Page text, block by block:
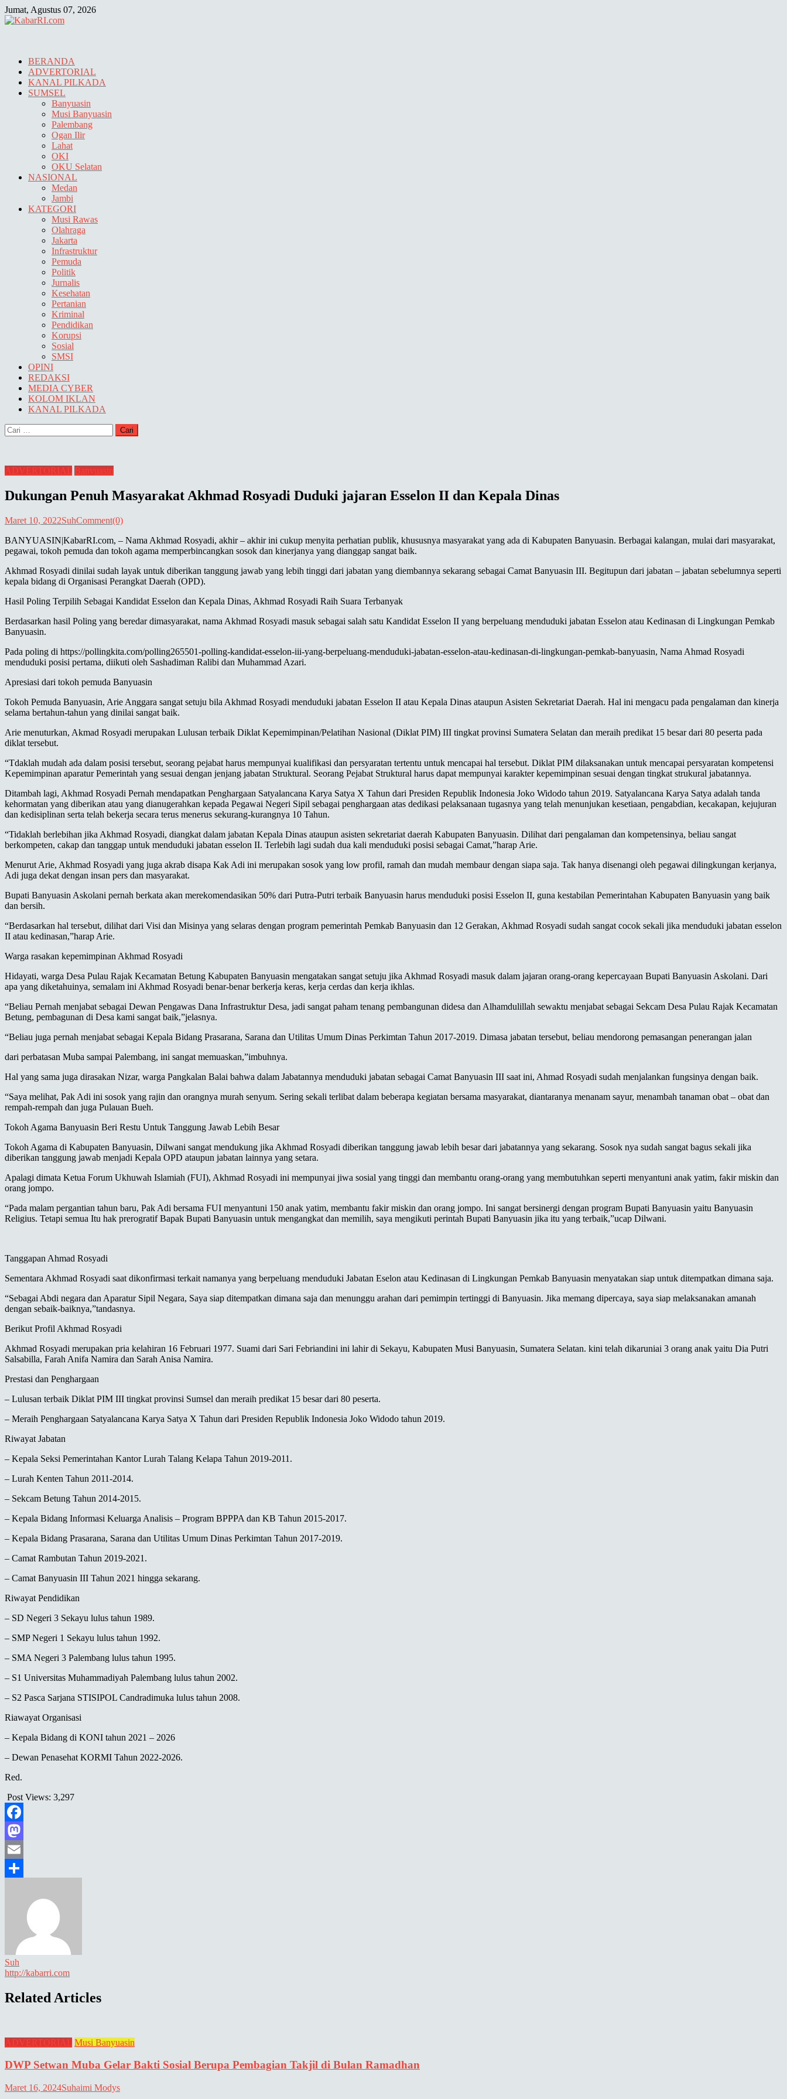
Skip
to
Jumat, Agustus 07, 2026
BERANDA
ADVERTORIAL
KANAL PILKADA
SUMSEL
Banyuasin
Musi Banyuasin
Palembang
Ogan Ilir
Lahat
OKI
OKU Selatan
NASIONAL
Medan
Jambi
KATEGORI
Musi Rawas
Olahraga
Jakarta
Infrastruktur
Pemuda
Politik
Jurnalis
Kesehatan
Pertanian
Kriminal
Pendidikan
Korupsi
Sosial
SMSI
OPINI
REDAKSI
MEDIA CYBER
KOLOM IKLAN
KANAL PILKADA
Cari
untuk:
ADVERTORIAL Banyuasin
Dukungan Penuh Masyarakat Akhmad Rosyadi Duduki jajaran Esselon II dan Kepala Dinas
Maret 10, 2022SuhComment(0)
BANYUASIN|KabarRI.com, – Nama Akhmad Rosyadi, akhir – akhir ini cukup menyita perhatian publik, khususnya masyarakat yang ada di Kabupaten Banyuasin. Berbagai kalangan, mulai dari masyarakat,
pegawai, tokoh pemuda dan tokoh agama memperbincangkan sosok dan kinerjanya yang dianggap sangat baik.
Akhmad Rosyadi dinilai sudah layak untuk diberikan tanggung jawab yang lebih tinggi dari jabatan yang diembannya sekarang sebagai Camat Banyuasin III. Begitupun dari jabatan – jabatan sebelumnya seperti
kepala bidang di Organisasi Perangkat Daerah (OPD).
Hasil Poling Terpilih Sebagai Kandidat Esselon dan Kepala Dinas, Akhmad Rosyadi Raih Suara Terbanyak
Berdasarkan hasil Poling yang beredar dimasyarakat, nama Akhmad Rosyadi masuk sebagai salah satu Kandidat Esselon II yang berpeluang menduduki jabatan Esselon atau Kedinasan di Lingkungan Pemkab
Banyuasin.
Pada poling di https://pollingkita.com/polling265501-polling-kandidat-esselon-iii-yang-berpeluang-menduduki-jabatan-esselon-atau-kedinasan-di-lingkungan-pemkab-banyuasin, Nama Ahmad Rosyadi
menduduki posisi pertama, diikuti oleh Sashadiman Ralibi dan Muhammad Azari.
Apresiasi dari tokoh pemuda Banyuasin
Tokoh Pemuda Banyuasin, Arie Anggara sangat setuju bila Akhmad Rosyadi menduduki jabatan Esselon II atau Kepala Dinas ataupun Asisten Sekretariat Daerah. Hal ini mengacu pada pengalaman dan kinerja
selama bertahun-tahun yang dinilai sangat baik.
Arie menuturkan, Akmad Rosyadi merupakan Lulusan terbaik Diklat Kepemimpinan/Pelatihan Nasional (Diklat PIM) III tingkat provinsi Sumatera Selatan dan meraih predikat 15 besar dari 80 peserta pada
diklat tersebut.
“Tdaklah mudah ada dalam posisi tersebut, seorang pejabat harus mempunyai kualifikasi dan persyaratan tertentu untuk mencapai hal tersebut. Diklat PIM dilaksanakan untuk mencapai persyaratan kompetensi
Kepemimpinan aparatur Pemerintah yang sesuai dengan jenjang jabatan Struktural. Seorang Pejabat Struktural harus dapat mempunyai karakter kepemimpinan sesuai dengan tingkat strukural jabatannya.
Ditambah lagi, Akhmad Rosyadi Pernah mendapatkan Penghargaan Satyalancana Karya Satya X Tahun dari Presiden Republik Indonesia Joko Widodo tahun 2019. Satyalancana Karya Satya adalah tanda
kehormatan yang diberikan atau yang dianugerahkan kepada Pegawai Negeri Sipil sebagai penghargaan atas dedikasi pelaksanaan tugasnya yang telah menunjukan kesetiaan, pengabdian, kecakapan, kejujuran
dan kedisiplinan serta telah bekerja secara terus menerus sekurang-kurangnya 10 Tahun.
“Tidaklah berlebihan jika Akhmad Rosyadi, diangkat dalam jabatan Kepala Dinas ataupun asisten sekretariat daerah Kabupaten Banyuasin. Dilihat dari pengalaman dan kompetensinya, beliau sangat
berkompeten, cakap dan tanggap untuk menduduki jabatan esselon II. Terlebih lagi sudah dua kali menduduki posisi sebagai Camat,”harap Arie.
Menurut Arie, Akhmad Rosyadi yang juga akrab disapa Kak Adi ini merupakan sosok yang low profil, ramah dan mudah membaur dengan siapa saja. Tak hanya disenangi oleh pegawai dilingkungan kerjanya,
Adi juga dekat dengan insan pers dan masyarakat.
Bupati Banyuasin Askolani pernah berkata akan merekomendasikan 50% dari Putra-Putri terbaik Banyuasin harus menduduki posisi Esselon II, guna kestabilan Pemerintahan Kabupaten Banyuasin yang baik
dan bersih.
“Berdasarkan hal tersebut, dilihat dari Visi dan Misinya yang selaras dengan program pemerintah Pemkab Banyuasin dan 12 Gerakan, Akhmad Rosyadi sudah sangat cocok sekali jika menduduki jabatan esselon
II atau kedinasan,”harap Arie.
Warga rasakan kepemimpinan Akhmad Rosyadi
Hidayati, warga Desa Pulau Rajak Kecamatan Betung Kabupaten Banyuasin mengatakan sangat setuju jika Akhmad Rosyadi masuk dalam jajaran orang-orang kepercayaan Bupati Banyuasin Askolani. Dari
apa yang diketahuinya, semalam ini Akhmad Rosyadi benar-benar berkerja keras, kerja cerdas dan kerja ikhlas.
“Beliau Pernah menjabat sebagai Dewan Pengawas Dana Infrastruktur Desa, jadi sangat paham tenang pembangunan didesa dan Alhamdulillah sewaktu menjabat sebagai Sekcam Desa Pulau Rajak Kecamatan
Betung, pembagunan di Desa kami sangat baik,”jelasnya.
“Beliau juga pernah menjabat sebagai Kepala Bidang Prasarana, Sarana dan Utilitas Umum Dinas Perkimtan Tahun 2017-2019. Dimasa jabatan tersebut, beliau mendorong pemasangan penerangan jalan
dari perbatasan Muba sampai Palembang, ini sangat memuaskan,”imbuhnya.
Hal yang sama juga dirasakan Nizar, warga Pangkalan Balai bahwa dalam Jabatannya menduduki jabatan sebagai Camat Banyuasin III saat ini, Ahmad Rosyadi sudah menjalankan fungsinya dengan baik.
“Saya melihat, Pak Adi ini sosok yang rajin dan orangnya murah senyum. Sering sekali terlibat dalam beberapa kegiatan bersama masyarakat, diantaranya menanam sayur, menambah tanaman obat – obat dan
rempah-rempah dan juga Pulauan Bueh.
Tokoh Agama Banyuasin Beri Restu Untuk Tanggung Jawab Lebih Besar
Tokoh Agama di Kabupaten Banyuasin, Dilwani sangat mendukung jika Akhmad Rosyadi diberikan tanggung jawab lebih besar dari jabatannya yang sekarang. Sosok nya sudah sangat bagus sekali jika
diberikan tanggung jawab menjadi Kepala OPD ataupun jabatan lainnya yang setara.
Apalagi dimata Ketua Forum Ukhuwah Islamiah (FUI), Akhmad Rosyadi ini mempunyai jiwa sosial yang tinggi dan membantu orang-orang yang membutuhkan seperti menyantuni anak yatim, fakir miskin dan
orang jompo.
“Pada malam pergantian tahun baru, Pak Adi bersama FUI menyantuni 150 anak yatim, membantu fakir miskin dan orang jompo. Ini sangat bersinergi dengan program Bupati Banyuasin yaitu Banyuasin
Religius. Tetapi semua Itu hak prerogratif Bapak Bupati Banyuasin untuk mengangkat dan memilih, saya mengikuti perintah Bupati Banyuasin jika itu yang terbaik,”ucap Dilwani.
Tanggapan Ahmad Rosyadi
Sementara Akhmad Rosyadi saat dikonfirmasi terkait namanya yang berpeluang menduduki Jabatan Eselon atau Kedinasan di Lingkungan Pemkab Banyuasin menyatakan siap untuk ditempatkan dimana saja.
“Sebagai Abdi negara dan Aparatur Sipil Negara, Saya siap ditempatkan dimana saja dan menunggu arahan dari pemimpin tertinggi di Banyuasin. Jika memang dipercaya, saya siap melaksanakan amanah
dengan sebaik-baiknya,”tandasnya.
Berikut Profil Akhmad Rosyadi
Akhmad Rosyadi merupakan pria kelahiran 16 Februari 1977. Suami dari Sari Febriandini ini lahir di Sekayu, Kabupaten Musi Banyuasin, Sumatera Selatan. kini telah dikaruniai 3 orang anak yaitu Dia Putri
Salsabilla, Farah Anifa Namira dan Sarah Anisa Namira.
Prestasi dan Penghargaan
– Lulusan terbaik Diklat PIM III tingkat provinsi Sumsel dan meraih predikat 15 besar dari 80 peserta.
– Meraih Penghargaan Satyalancana Karya Satya X Tahun dari Presiden Republik Indonesia Joko Widodo tahun 2019.
Riwayat Jabatan
– Kepala Seksi Pemerintahan Kantor Lurah Talang Kelapa Tahun 2019-2011.
– Lurah Kenten Tahun 2011-2014.
– Sekcam Betung Tahun 2014-2015.
– Kepala Bidang Informasi Keluarga Analisis – Program BPPPA dan KB Tahun 2015-2017.
– Kepala Bidang Prasarana, Sarana dan Utilitas Umum Dinas Perkimtan Tahun 2017-2019.
– Camat Rambutan Tahun 2019-2021.
– Camat Banyuasin III Tahun 2021 hingga sekarang.
Riwayat Pendidikan
– SD Negeri 3 Sekayu lulus tahun 1989.
– SMP Negeri 1 Sekayu lulus tahun 1992.
– SMA Negeri 3 Palembang lulus tahun 1995.
– S1 Universitas Muhammadiyah Palembang lulus tahun 2002.
– S2 Pasca Sarjana STISIPOL Candradimuka lulus tahun 2008.
Riawayat Organisasi
– Kepala Bidang di KONI tahun 2021 – 2026
– Dewan Penasehat KORMI Tahun 2022-2026.
Red.
Post Views: 3,297
Facebook
Mastodon
Email
Suh
http://kabarri.com
Related Articles
ADVERTORIAL Musi Banyuasin
DWP Setwan Muba Gelar Bakti Sosial Berupa Pembagian Takjil di Bulan Ramadhan
Maret 16, 2024Suhaimi Modys